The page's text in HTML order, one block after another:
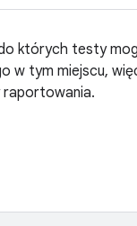
których testy
w tym miejscu,